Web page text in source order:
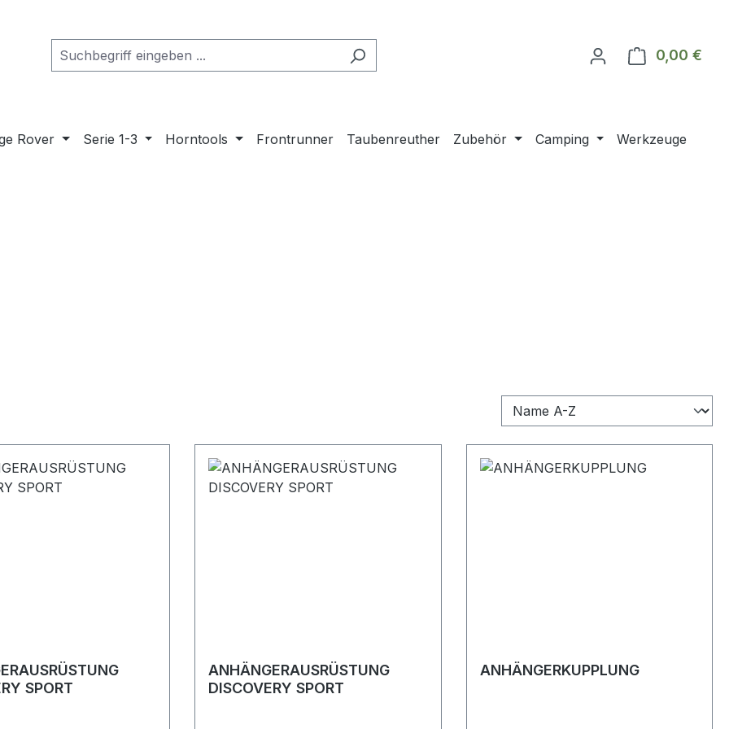
0,00 €
Rover Serie 1-3 Horntools Frontrunner Taubenreuther Zubehör Camping
Werkzeuge
SPORT
ANHÄNGERAUSRÜSTUNG
DISCOVERY SPORT
ANHÄNGERKUPPLUNG